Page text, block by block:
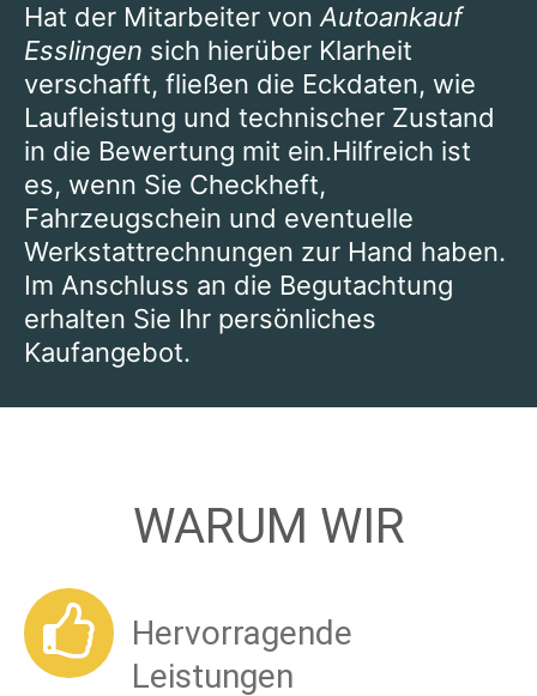
Hat der Mitarbeiter vonAutoankauf
Esslingen sich hierüber Klarheit
verschafft, fließen die Eckdaten, wie
Laufleistung und technischer Zustand
in die Bewertung mit ein.Hilfreich ist
es, wenn Sie Checkheft,
Fahrzeugschein und eventuelle
Werkstattrechnungen zur Hand haben.
Im Anschluss an die Begutachtung
erhalten Sie Ihr persönliches
Kaufangebot.
WARUM WIR
Hervorragende
Leistungen